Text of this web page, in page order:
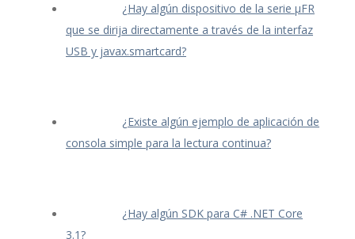
¿Hay algún dispositivo de la serie μFR
que se dirija directamente a través de la interfaz
USB y javax.smartcard?
¿Existe algún ejemplo de aplicación de
consola simple para la lectura continua?
¿Hay algún SDK para C# .NET Core
3.1?